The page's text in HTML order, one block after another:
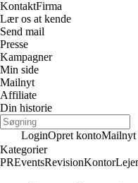
KontaktFirma
Lær os at kende
Send mail
Presse
Kampagner
Min side
Mailnyt
Affiliate
Din historie
LoginOpret kontoMailnyt
Kategorier
PREventsRevisionKontor